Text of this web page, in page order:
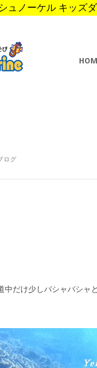
ュノーケル キッズ
ログ
だけ少しバシャバシャと